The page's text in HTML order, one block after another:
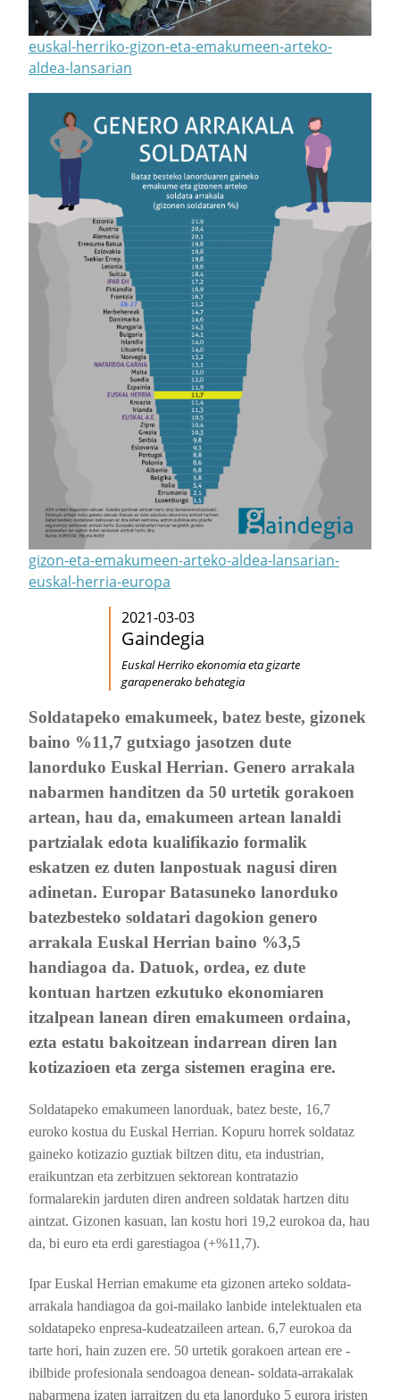
euskal-herriko-gizon-eta-emakumeen-arteko-
aldea-lansarian
gizon-eta-emakumeen-arteko-aldea-lansarian-
euskal-herria-europa
2021-03-03
Gaindegia
Euskal Herriko ekonomia eta gizarte
garapenerako behategia
Soldatapeko emakumeek, batez beste, gizonek
baino %11,7 gutxiago jasotzen dute
lanorduko Euskal Herrian. Genero arrakala
nabarmen handitzen da 50 urtetik gorakoen
artean, hau da, emakumeen artean lanaldi
partzialak edota kualifikazio formalik
eskatzen ez duten lanpostuak nagusi diren
adinetan. Europar Batasuneko lanorduko
batezbesteko soldatari dagokion genero
arrakala Euskal Herrian baino %3,5
handiagoa da. Datuok, ordea, ez dute
kontuan hartzen ezkutuko ekonomiaren
itzalpean lanean diren emakumeen ordaina,
ezta estatu bakoitzean indarrean diren lan
kotizazioen eta zerga sistemen eragina ere.
Soldatapeko emakumeen lanorduak, batez beste, 16,7
euroko kostua du Euskal Herrian. Kopuru horrek soldataz
gaineko kotizazio guztiak biltzen ditu, eta industrian,
eraikuntzan eta zerbitzuen sektorean kontratazio
formalarekin jarduten diren andreen soldatak hartzen ditu
aintzat. Gizonen kasuan, lan kostu hori 19,2 eurokoa da, hau
da, bi euro eta erdi garestiagoa (+%11,7).
Ipar Euskal Herrian emakume eta gizonen arteko soldata-
arrakala handiagoa da goi-mailako lanbide intelektualen eta
soldatapeko enpresa-kudeatzaileen artean. 6,7 eurokoa da
tarte hori, hain zuzen ere. 50 urtetik gorakoen artean ere -
ibilbide profesionala sendoagoa denean- soldata-arrakalak
nabarmena izaten jarraitzen du eta lanorduko 5 eurora iristen